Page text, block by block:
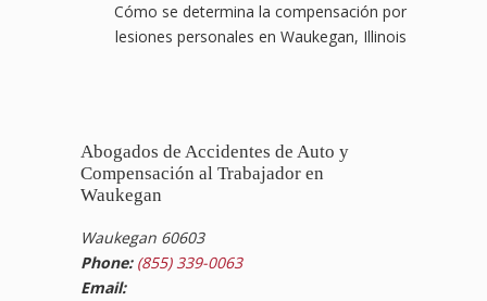
Cómo se determina la compensación por
lesiones personales en Waukegan, Illinois
Abogados de Accidentes de Auto y
Compensación al Trabajador en
Waukegan
Waukegan 60603
Phone: (855) 339-0063
Email: